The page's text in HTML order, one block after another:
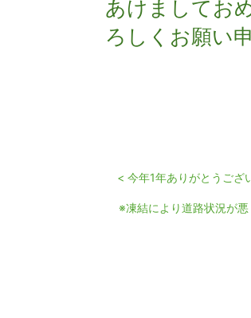
あけましてお
ろしくお願い
< 今年1年ありがと
※凍結により道路状況が